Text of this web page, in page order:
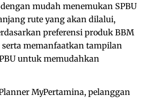
mudah menemukan SPBU
rute yang akan dilalui,
preferensi produk BBM
memanfaatkan tampilan
untuk memudahkan
MyPertamina, pelanggan